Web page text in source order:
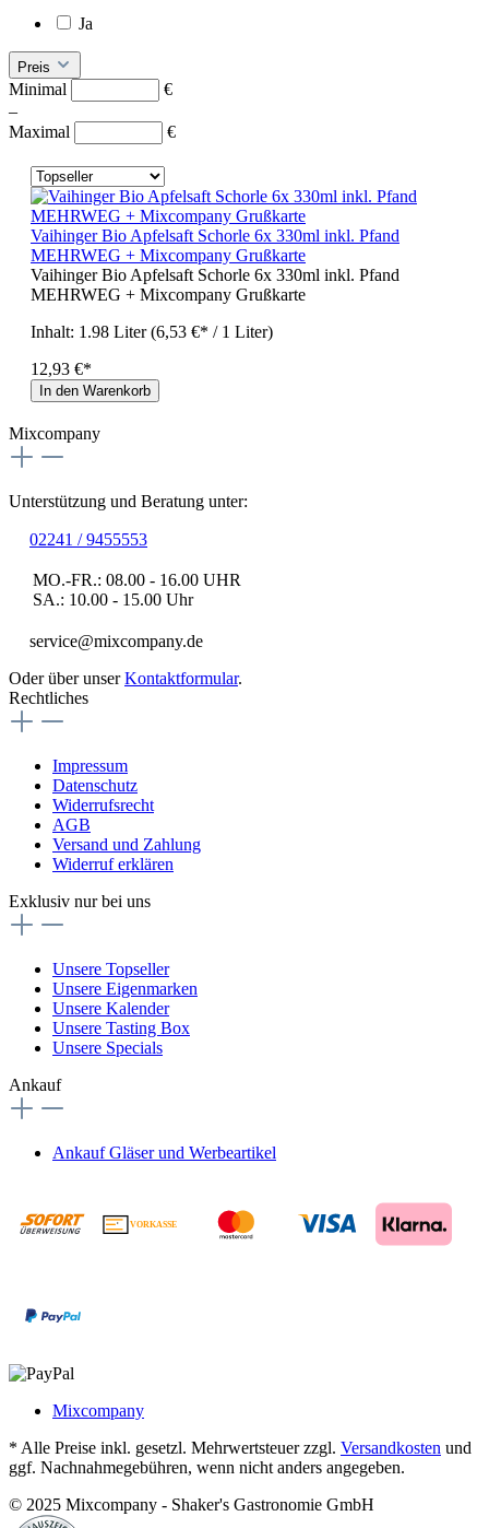
Ja
Preis
Minimal
€
–
Maximal
€
Vaihinger Bio Apfelsaft Schorle 6x 330ml inkl. Pfand
MEHRWEG + Mixcompany Grußkarte
Vaihinger Bio Apfelsaft Schorle 6x 330ml inkl. Pfand
MEHRWEG + Mixcompany Grußkarte
Inhalt: 1.98 Liter(6,53 €* / 1 Liter)
12,93 €*
In den Warenkorb
Mixcompany
Unterstützung und Beratung unter:
02241 / 9455553
MO.-FR.: 08.00 - 16.00 UHR
SA.: 10.00 - 15.00 Uhr
service@mixcompany.de
Oder über unserKontaktformular.
Rechtliches
Impressum
Datenschutz
Widerrufsrecht
AGB
Versand und Zahlung
Widerruf erklären
Exklusiv nur bei uns
Unsere Topseller
Unsere Eigenmarken
Unsere Kalender
Unsere Tasting Box
Unsere Specials
Ankauf
Ankauf Gläser und Werbeartikel
VORKASSE
Mixcompany
* Alle Preise inkl. gesetzl. Mehrwertsteuer zzgl. Versandkosten und
ggf. Nachnahmegebühren, wenn nicht anders angegeben.
© 2025 Mixcompany - Shaker's Gastronomie GmbH